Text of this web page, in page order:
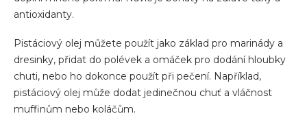
antioxidanty.
Pistáciový olej můžete použít jako základ pro marinády a
dresinky, přidat do polévek a omáček pro dodání hloubky
chuti, nebo ho dokonce použít při pečení. Například,
pistáciový olej může dodat jedinečnou chuť a vláčnost
muffinům nebo koláčům.